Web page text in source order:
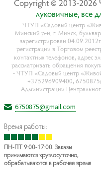
Copyright © 2013-2026
лyкoвичныe, вce
ЧТУП «Садовый центр
Минский р-н, г. Минск,
зарегистрирован
регистрации в Торговом
контактных телефонов, адрес
рассматривать обращения
- ЧТУП «Садовый центр
+375296909400,
Администрации
6750875@gmail.com
Время работы:
ПН-ПТ 9:00-17:00. Заказы
принимаются круглосуточно,
обрабатываются в рабочее время